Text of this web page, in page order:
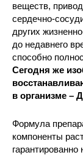
веществ,
сердечно-
других
до недавнего
способно
Сегодня же
в организме –
Формула
компоненты